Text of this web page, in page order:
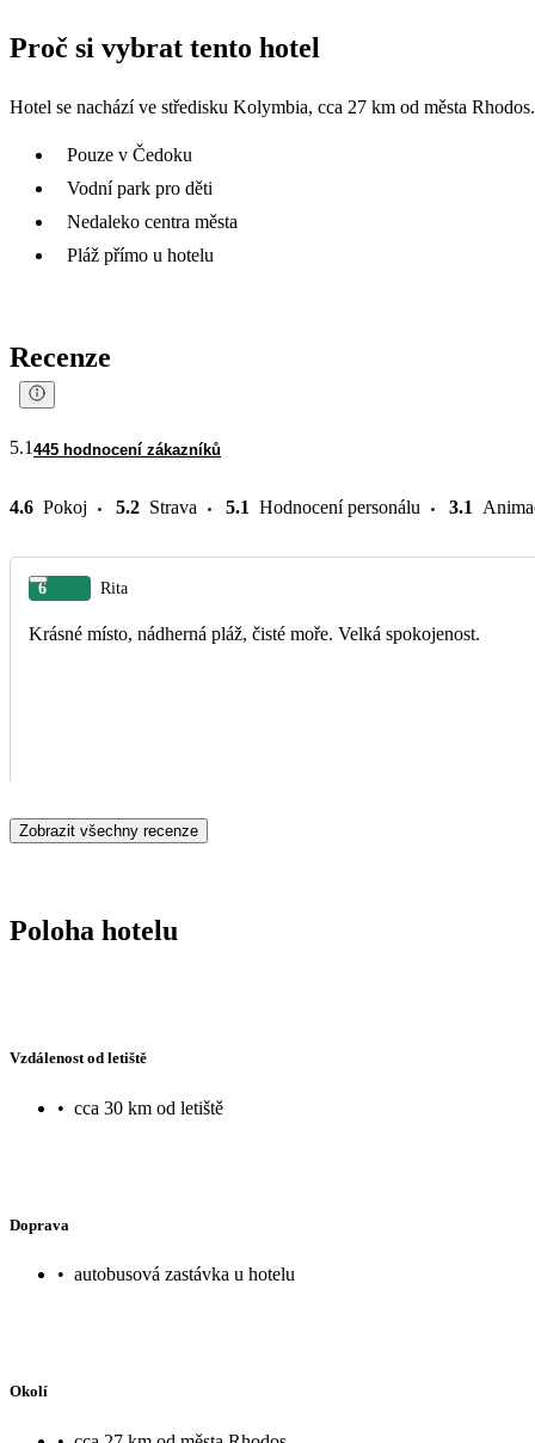
Proč si vybrat tento hotel
Hotel se nachází ve středisku Kolymbia, cca 27 km od města Rhodos.
Pouze v Čedoku
Vodní park pro děti
Nedaleko centra města
Pláž přímo u hotelu
Recenze
5.1 445 hodnocení zákazníků
4.6 Pokoj 5.2 Strava 5.1 Hodnocení personálu 3.1
6 Rita
Krásné místo, nádherná pláž, čisté moře. Velká spokojenost.
Zobrazit všechny recenze
Poloha hotelu
Vzdálenost od letiště
• cca 30 km od letiště
Doprava
• autobusová zastávka u hotelu
Okolí